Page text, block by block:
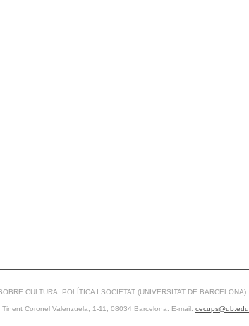
CULTURA, POLÍTICA I SOCIETAT (UNIVERSITAT DE BARCELONA)
Tinent Coronel Valenzuela, 1-11, 08034 Barcelona. E-mail: cecups@ub.edu